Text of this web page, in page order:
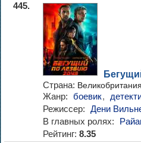
445.
Страна:
Жанр: боевик,
Режиссер: Дени
В главных ролях:
Рейтинг: 8.35